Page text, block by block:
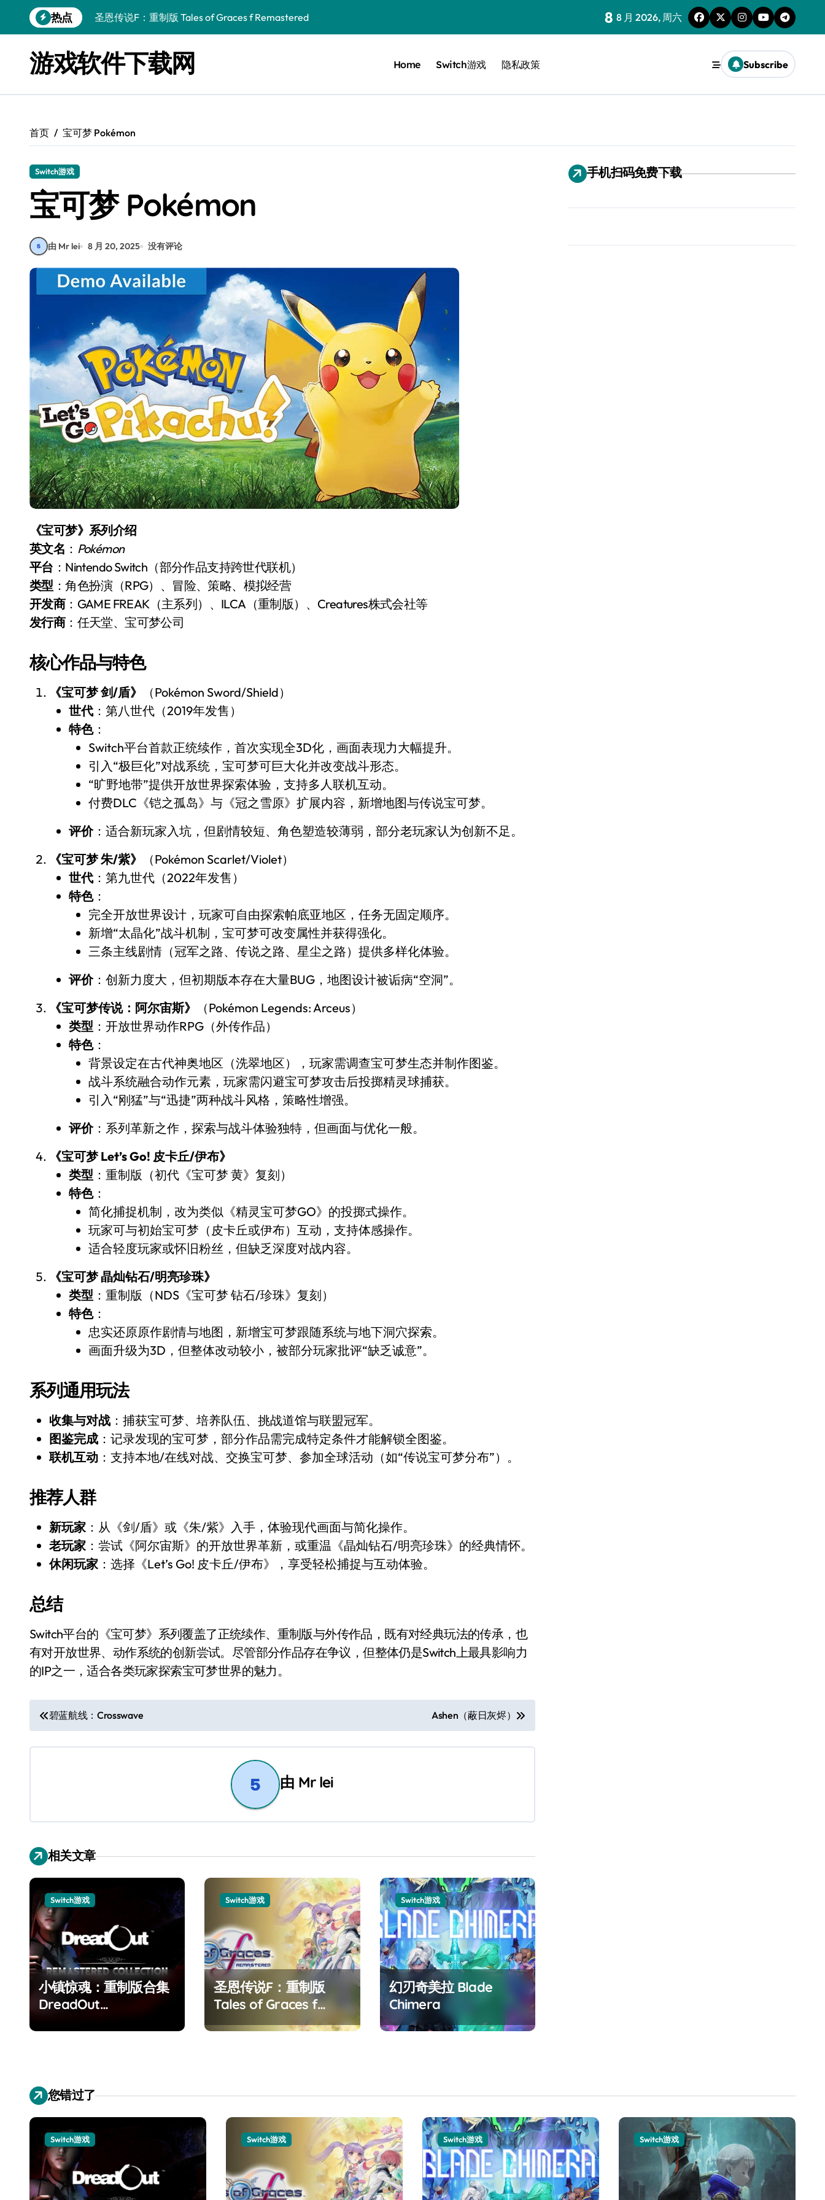
到
热点
圣恩传说F：重制版 Tales of Graces f Remastered
终焉之玛格诺利亚：雾中之花 ENDER MAGNOLIA Bloom in the mist
休闲运动系列：网球 Casual Sport Series Tennis
星球大战前传1：绝地力量之战 Star Wars Episode I Jedi Power Battles
阿瑞亚之旅 Worlds of Aria
阿喀琉斯：传说未竟之谜 Achilles Legends Untold
8 8 月 2026, 周六
游戏软件下载网 Home Switch游戏 隐私政策 Subscribe
首页 宝可梦 Pokémon
Switch游戏
宝可梦 Pokémon
由 Mr lei 8 月 20, 2025 没有评论
《宝可梦》系列介绍
英文名 ： Pokémon
平台 ：Nintendo Switch（部分作品支持跨世代联机）
类型 ：角色扮演（RPG）、冒险、策略、模拟经营
开发商：GAME FREAK（主系列）、ILCA（重制版）、Creatures株式会社等
发行商：任天堂、宝可梦公司
核心作品与特色
《宝可梦 剑/盾》
（Pokémon Sword/Shield）
世代 ：第八世代（2019年发售）
特色：
Switch平台首款正统续作，首次实现全3D化，画面表现力大幅提升。
引入“极巨化”对战系统，宝可梦可巨大化并改变战斗形态。
“旷野地带”提供开放世界探索体验，支持多人联机互动。
付费DLC《铠之孤岛》与《冠之雪原》扩展内容，新增地图与传说宝可梦。
评价：适合新玩家入坑，但剧情较短、角色塑造较薄弱，部分老玩家认为创新不足。
《宝可梦 朱/紫》
（Pokémon Scarlet/Violet）
世代 ：第九世代（2022年发售）
特色：
完全开放世界设计，玩家可自由探索帕底亚地区，任务无固定顺序。
新增“太晶化”战斗机制，宝可梦可改变属性并获得强化。
三条主线剧情（冠军之路、传说之路、星尘之路）提供多样化体验。
评价：创新力度大，但初期版本存在大量BUG，地图设计被诟病“空洞”。
《宝可梦传说：阿尔宙斯》
（Pokémon Legends: Arceus）
类型 ：开放世界动作RPG（外传作品）
特色：
背景设定在古代神奥地区（洗翠地区），玩家需调查宝可梦生态并制作图鉴。
战斗系统融合动作元素，玩家需闪避宝可梦攻击后投掷精灵球捕获。
引入“刚猛”与“迅捷”两种战斗风格，策略性增强。
评价：系列革新之作，探索与战斗体验独特，但画面与优化一般。
《宝可梦 Let’s Go! 皮卡丘/伊布》
类型 ：重制版（初代《宝可梦 黄》复刻）
特色：
简化捕捉机制，改为类似《精灵宝可梦GO》的投掷式操作。
玩家可与初始宝可梦（皮卡丘或伊布）互动，支持体感操作。
适合轻度玩家或怀旧粉丝，但缺乏深度对战内容。
《宝可梦 晶灿钻石/明亮珍珠》
类型 ：重制版（NDS《宝可梦 钻石/珍珠》复刻）
特色：
忠实还原原作剧情与地图，新增宝可梦跟随系统与地下洞穴探索。
画面升级为3D，但整体改动较小，被部分玩家批评“缺乏诚意”。
系列通用玩法
收集与对战 ：捕获宝可梦、培养队伍、挑战道馆与联盟冠军。
图鉴完成 ：记录发现的宝可梦，部分作品需完成特定条件才能解锁全图鉴。
联机互动 ：支持本地/在线对战、交换宝可梦、参加全球活动（如“传说宝可梦分布”）。
推荐人群
新玩家 ：从《剑/盾》或《朱/紫》入手，体验现代画面与简化操作。
老玩家 ：尝试《阿尔宙斯》的开放世界革新，或重温《晶灿钻石/明亮珍珠》的经典情怀。
休闲玩家 ：选择《Let’s Go! 皮卡丘/伊布》，享受轻松捕捉与互动体验。
总结
Switch平台的《宝可梦》系列覆盖了正统续作、重制版与外传作品，既有对经典玩法的传承，也
有对开放世界、动作系统的创新尝试。尽管部分作品存在争议，但整体仍是Switch上最具影响力
的IP之一，适合各类玩家探索宝可梦世界的魅力。
文
章
碧蓝航线：Crosswave Ashen（蔽日灰烬）
由 Mr lei
相关文章
Switch游戏
小镇惊魂：重制版合集
DreadOut
Switch游戏
圣恩传说F：重制版
Tales of Graces f
Remastered
Switch游戏
幻刃奇美拉 Blade
Chimera
手机扫码免费下载
您错过了
Switch游戏 Switch游戏 Switch游戏 Switch游戏